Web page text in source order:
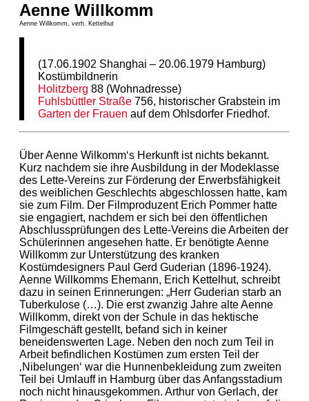
Aenne Willkomm
Aenne Willkomm, verh. Kettelhut
(17.06.1902 Shanghai – 20.06.1979 Hamburg)
Kostümbildnerin
Holitzberg 88 (Wohnadresse)
Fuhlsbüttler Straße 756, historischer Grabstein im
Garten der Frauen auf dem Ohlsdorfer Friedhof.
Über Aenne Wilkomm‘s Herkunft ist nichts bekannt.
Kurz nachdem sie ihre Ausbildung in der Modeklasse
des Lette-Vereins zur Förderung der Erwerbsfähigkeit
des weiblichen Geschlechts abgeschlossen hatte, kam
sie zum Film. Der Filmproduzent Erich Pommer hatte
sie engagiert, nachdem er sich bei den öffentlichen
Abschlussprüfungen des Lette-Vereins die Arbeiten der
Schülerinnen angesehen hatte. Er benötigte Aenne
Willkomm zur Unterstützung des kranken
Kostümdesigners Paul Gerd Guderian (1896-1924).
Aenne Willkomms Ehemann, Erich Kettelhut, schreibt
dazu in seinen Erinnerungen: „Herr Guderian starb an
Tuberkulose (…). Die erst zwanzig Jahre alte Aenne
Willkomm, direkt von der Schule in das hektische
Filmgeschäft gestellt, befand sich in keiner
beneidenswerten Lage. Neben den noch zum Teil in
Arbeit befindlichen Kostümen zum ersten Teil der
‚Nibelungen‘ war die Hunnenbekleidung zum zweiten
Teil bei Umlauff in Hamburg über das Anfangsstadium
noch nicht hinausgekommen. Arthur von Gerlach, der